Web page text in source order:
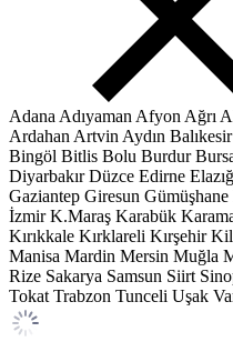
Adana Adıyaman Afyon Ağrı
Ardahan Artvin Aydın Balıkesir
Bingöl Bitlis Bolu Burdur
Diyarbakır Düzce Edirne Elazığ
Gaziantep Giresun Gümüşhane
İzmir K.Maraş Karabük
Kırıkkale Kırklareli Kırşehir
Manisa Mardin Mersin Muğla
Rize Sakarya Samsun Siirt
Tokat Trabzon Tunceli Uşak